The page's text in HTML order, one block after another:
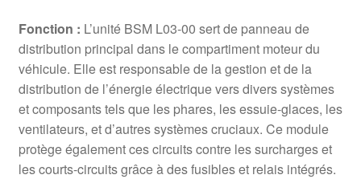
Fonction : L’unité BSM L03-00 sert de panneau de
distribution principal dans le compartiment moteur du
véhicule. Elle est responsable de la gestion et de la
distribution de l’énergie électrique vers divers systèmes
et composants tels que les phares, les essuie-glaces, les
ventilateurs, et d’autres systèmes cruciaux. Ce module
protège également ces circuits contre les surcharges et
les courts-circuits grâce à des fusibles et relais intégrés.